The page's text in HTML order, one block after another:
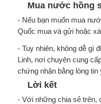
Mua nước hồng
- Nếu bạn muốn mua
Quốc mua và gửi hoặc
- Tuy nhiên, không dễ gì
Linh, nơi chuyên cung
chứng nhận bằng lòng
Lời kết
- Với những chia sẻ trên,